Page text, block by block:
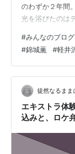
のわずか２年間
光を浴びたのは
った。このドラ
毎年、避暑で別
の物語。もう37
ちに自分もリア
出す。ドラマの
恵子であり貧し
#みんなのブログ
#錦城薫 #軽井
徒然なるまま
エキストラ体
込みと、ロケ